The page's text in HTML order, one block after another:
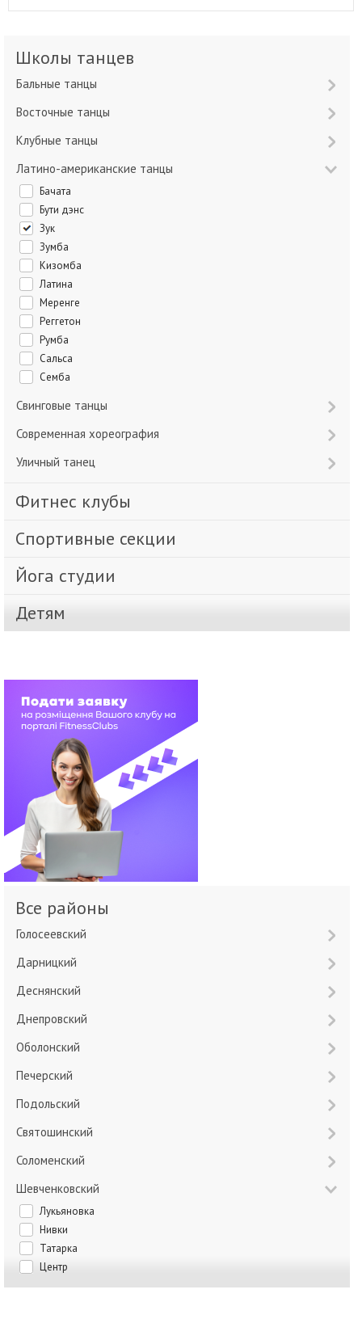
Школы танцев
Бальные танцы
Восточные танцы
Клубные танцы
Латино-американские танцы
Бачата
Бути дэнс
Зук
Зумба
Кизомба
Латина
Меренге
Реггетон
Румба
Сальса
Семба
Свинговые танцы
Современная хореография
Уличный танец
Фитнес клубы
Спортивные секции
Йога студии
Детям
Все районы
Голосеевский
Дарницкий
Деснянский
Днепровский
Оболонский
Печерский
Подольский
Святошинский
Соломенский
Шевченковский
Лукьяновка
Нивки
Татарка
Центр